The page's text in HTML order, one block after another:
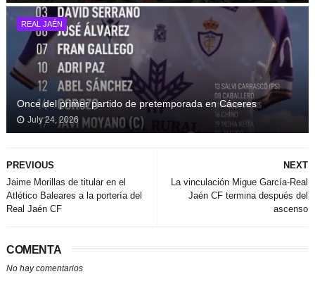
REAL JAÉN
Once del primer partido de pretemporada en Cáceres
July 24, 2026
NEXT
La vinculación Migue García-Real
Jaén CF termina después del
ascenso
PREVIOUS
Jaime Morillas de titular en el
Atlético Baleares a la portería del
Real Jaén CF
COMENTA
No hay comentarios